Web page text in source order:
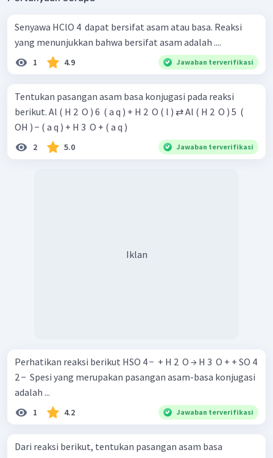
Senyawa HClO 4 ​ dapat bersifat asam atau basa. Reaksi
yang menunjukkan bahwa bersifat asam adalah ....
1 4.9 Jawaban terverifikasi
Tentukan pasangan asam basa konjugasi pada reaksi
berikut. Al ( H 2 ​ O ) 6 ​ ( a q ) + H 2 ​ O ( l ) ⇄ Al ( H 2 ​ O ) 5 ​ (
OH ) − ( a q ) + H 3 ​ O + ( a q )
2 5.0 Jawaban terverifikasi
Iklan
Perhatikan reaksi berikut HSO 4 − ​ + H 2 ​ O → H 3 ​ O + + SO 4
2 − ​ Spesi yang merupakan pasangan asam-basa konjugasi
adalah ...
1 4.2 Jawaban terverifikasi
Dari reaksi berikut, tentukan pasangan asam basa